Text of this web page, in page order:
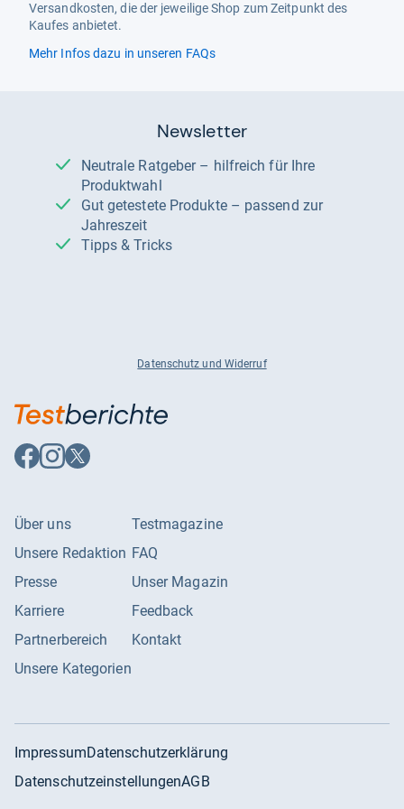
Versandkosten, die der jeweilige Shop zum Zeitpunkt des
Kaufes anbietet.
Mehr Infos dazu in unseren FAQs
Newsletter
Neutrale Ratgeber – hilfreich für Ihre
Produktwahl
Gut getestete Produkte – passend zur
Jahreszeit
Tipps & Tricks
Datenschutz und Widerruf
Auf
Facebook
Auf
Instagram
Auf
X
Über uns
Unsere Redaktion
Presse
Karriere
Partnerbereich
Unsere Kategorien
Testmagazine
FAQ
Unser Magazin
Feedback
Kontakt
ImpressumDatenschutzerklärung
DatenschutzeinstellungenAGB